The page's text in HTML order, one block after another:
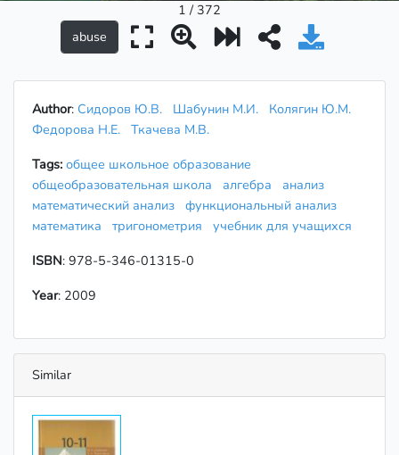
1 / 372
Author: Сидоров Ю.В. Шабунин М.И.
Колягин Ю.М.
Федорова Н.Е. Ткачева М.В.
Tags: общее школьное образование
общеобразовательная школа
алгебра
анализ
математический анализ функциональный анализ
математика
тригонометрия
учебник для учащихся
ISBN: 978-5-346-01315-0
Year: 2009
Similar